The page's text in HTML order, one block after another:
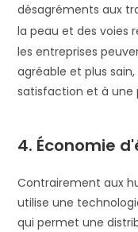
désagréments aux
la peau et des voies
les entreprises
agréable et plus
satisfaction et à une
4. Économie
Contrairement aux
utilise une
qui permet une